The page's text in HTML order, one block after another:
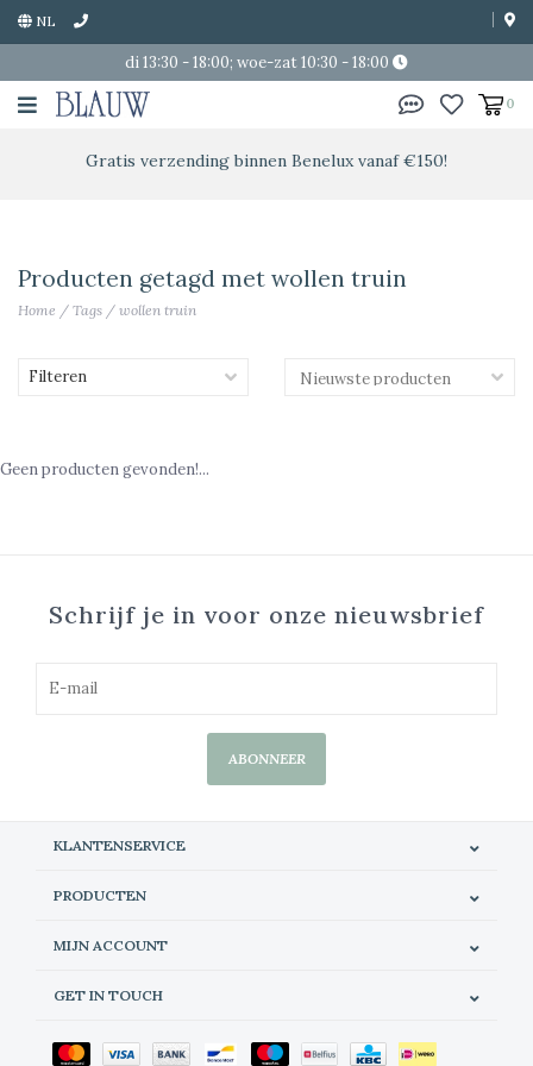
NL
di 13:30 - 18:00; woe-zat 10:30 - 18:00
0
Gratis verzending binnen Benelux vanaf €150!
Producten getagd met wollen truin
Home / Tags / wollen truin
Filteren
Geen producten gevonden!...
Schrijf je in voor onze nieuwsbrief
ABONNEER
KLANTENSERVICE
PRODUCTEN
MIJN ACCOUNT
GET IN TOUCH